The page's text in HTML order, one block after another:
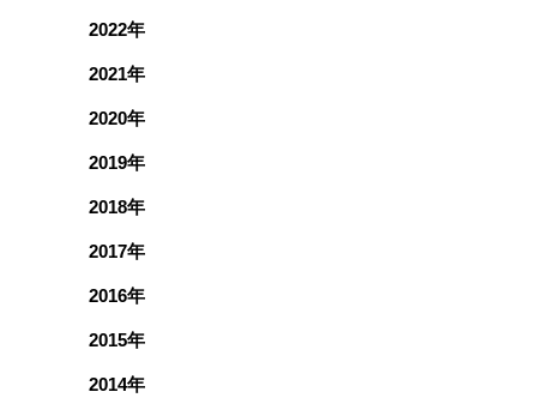
2022年
2021年
2020年
2019年
2018年
2017年
2016年
2015年
2014年